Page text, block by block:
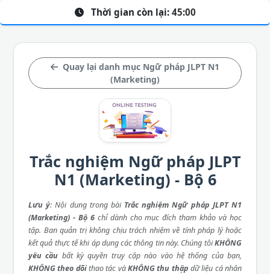
Quay lại danh mục Ngữ pháp JLPT N1
(Marketing)
Trắc nghiệm Ngữ pháp JLPT
N1 (Marketing) - Bộ 6
Lưu ý: Nội dung trong bài Trắc nghiệm Ngữ pháp JLPT N1
(Marketing) - Bộ 6chỉ dành cho mục đích tham khảo và học
tập. Ban quản trị không chịu trách nhiệm về tính pháp lý hoặc
kết quả thực tế khi áp dụng các thông tin này. Chúng tôiKHÔNG
yêu cầu bất kỳ quyền truy cập nào vào hệ thống của bạn,
KHÔNG theo dõithao tác vàKHÔNG thu thập dữ liệu cá nhân
Thời gian còn lại: 45:00